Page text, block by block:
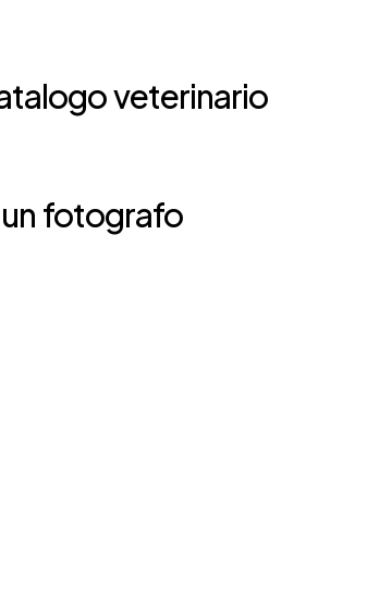
veterinario
fotografo